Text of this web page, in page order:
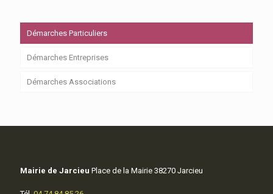
Démarches Particuliers
Démarches Entreprises
Démarches Associations
Mairie de Jarcieu Place de la Mairie 38270 Jarcieu